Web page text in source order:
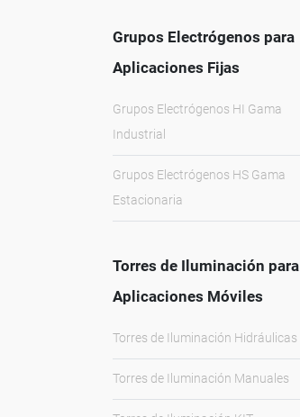
Grupos Electrógenos para
Aplicaciones Fijas
Grupos Electrógenos HI Gama
Industrial
Grupos Electrógenos HS Gama
Estacionaria
Torres de Iluminación para
Aplicaciones Móviles
Torres de Iluminación Hidráulicas
Torres de Iluminación Manuales